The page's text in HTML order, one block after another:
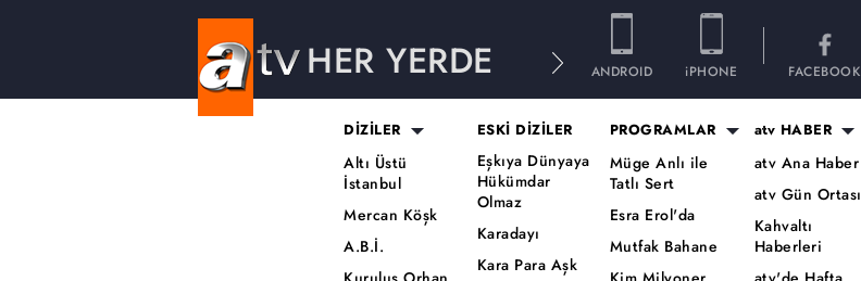
HER YERDE ANDROID iPHONE FACEBOOK
DİZİLER
Altı Üstü
İstanbul
Mercan Köşk
A.B.İ.
ESKİ DİZİLER
Eşkıya Dünyaya
Hükümdar
Olmaz
Karadayı
Kara Para Aşk
PROGRAMLAR
Müge Anlı ile
Tatlı Sert
Esra Erol'da
Mutfak Bahane
atv HABER
atv Ana Haber
atv Gün Ortası
Kahvaltı
Haberleri